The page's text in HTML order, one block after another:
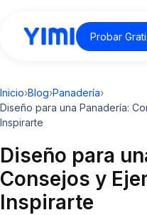
Probar
Inicio›Blog›Panadería›
Diseño para una Panadería:
Inspirarte
Diseño para
Consejos y
Inspirarte